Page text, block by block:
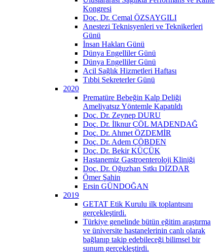
Kongresi
Doç. Dr. Cemal ÖZSAYGILI
Anestezi Teknisyenleri ve Teknikerleri
Günü
İnsan Hakları Günü
Dünya Engelliler Günü
Dünya Engelliler Günü
Acil Sağlık Hizmetleri Haftası
Tıbbi Sekreterler Günü
2020
Prematüre Bebeğin Kalp Deliği
Ameliyatsız Yöntemle Kapatıldı
Doç. Dr. Zeynep DURU
Doç. Dr. İlknur ÇÖL MADENDAĞ
Doç. Dr. Ahmet ÖZDEMİR
Doç. Dr. Adem ÇÖBDEN
Doç. Dr. Bekir KÜÇÜK
Hastanemiz Gastroenteroloji Kliniği
Doç. Dr. Oğuzhan Sıtkı DİZDAR
Ömer Şahin
Ersin GÜNDOĞAN
2019
GETAT Etik Kurulu ilk toplantısını
gerçekleştirdi.
Türkiye genelinde bütün eğitim araştırma
ve üniversite hastanelerinin canlı olarak
bağlanıp takip edebileceği bilimsel bir
sunum gerçekleştirdi.